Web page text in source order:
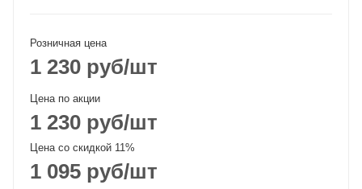
Розничная цена
1 230 руб/шт
Цена по акции
1 230 руб/шт
Цена со скидкой 11%
1 095 руб/шт